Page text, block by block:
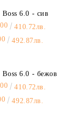
6.0 - сив
410.72лв.
492.87лв.
6.0 - бежов
410.72лв.
492.87лв.